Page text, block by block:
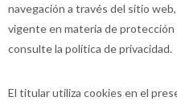
navegación a través del sitio
vigente en materia de protección
consulte la política de privacidad.
El titular utiliza cookies en el